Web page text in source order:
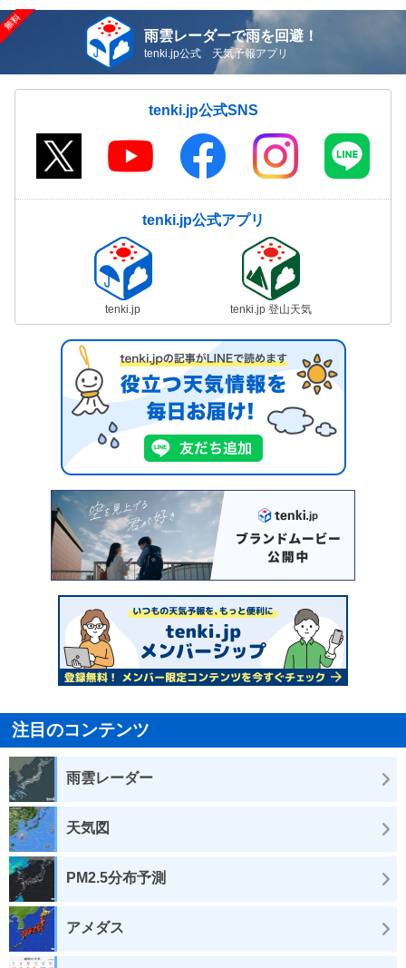
雨雲レーダーで雨を回避！
tenki.jp公式 天気予報アプリ
tenki.jp公式SNS
tenki.jp公式アプリ
tenki.jp tenki.jp 登山天気
注目のコンテンツ
雨雲レーダー
天気図
PM2.5分布予測
アメダス